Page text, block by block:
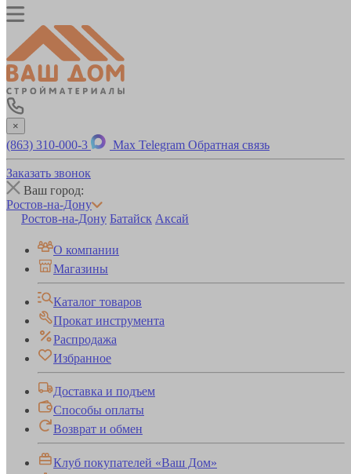
×
(863) 310-000-3 Max Telegram Обратная связь
Заказать звонок
Ваш город:
Ростов-на-Дону
Ростов-на-Дону Батайск Аксай
О компании
Магазины
Каталог товаров
Прокат инструмента
Распродажа
Избранное
Доставка и подъем
Способы оплаты
Возврат и обмен
Клуб покупателей «Ваш Дом»